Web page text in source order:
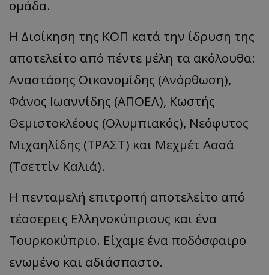
ομάδα.
Η Διοίκηση της ΚΟΠ κατά την ίδρυση της
αποτελείτο από πέντε μέλη τα ακόλουθα:
Αναστάσης Οικονομίδης (Ανόρθωση),
Φάνος Ιωαννίδης (ΑΠΟΕΛ), Κωστής
Θεμιστοκλέους (Ολυμπιακός), Νεόφυτος
Μιχαηλίδης (ΤΡΑΣΤ) και Μεχμέτ Ασσά
(Τσεττίν Καλιά).
Η πενταμελή επιτροπή αποτελείτο από
τέσσερεις Ελληνοκύπριους και ένα
Τουρκοκύπριο. Είχαμε ένα ποδόσφαιρο
ενωμένο και αδιάσπαστο.